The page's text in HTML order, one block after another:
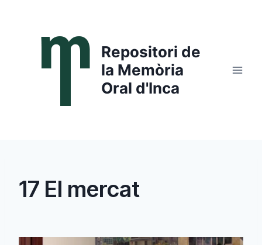
contenido
Repositori de
la Memòria
Oral d'Inca
17 El mercat